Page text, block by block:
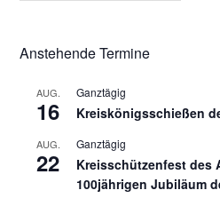
Anstehende Termine
AUG.
16
Ganztägig
Kreiskönigsschießen
AUG.
22
Ganztägig
Kreisschützenfest des
100jährigen Jubiläum